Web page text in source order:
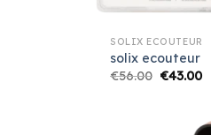
SOLIX ECOUTEUR
solix ecouteur
€56.00 €43.00